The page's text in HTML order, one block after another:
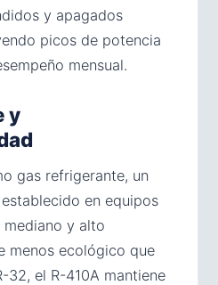
y apagados
picos de potencia
mensual.
y
gas refrigerante, un
en equipos
y alto
menos ecológico que
32, el R-410A mantiene